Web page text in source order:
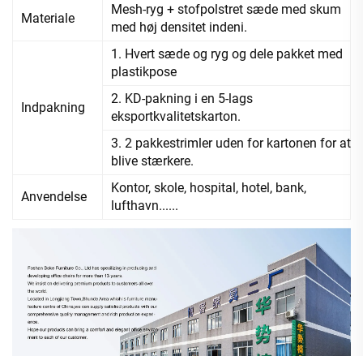
Materiale
Mesh-ryg + stofpolstret sæde med skum
med høj densitet indeni.
Indpakning
1. Hvert sæde og ryg og dele pakket med
plastikpose
2. KD-pakning i en 5-lags
eksportkvalitetskarton.
3. 2 pakkestrimler uden for kartonen for at
blive stærkere.
Anvendelse
Kontor, skole, hospital, hotel, bank,
lufthavn......